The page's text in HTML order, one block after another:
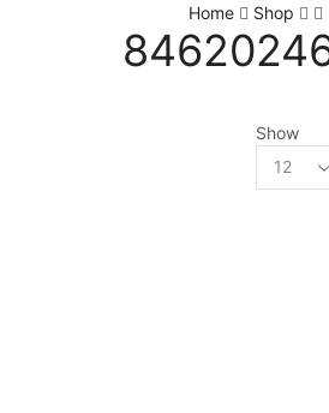
Home Shop
Show